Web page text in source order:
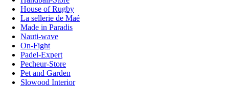
House of Rugby
La sellerie de Maé
Made in Paradis
Nauti-wave
On-Fight
Padel-Expert
Pecheur-Store
Pet and Garden
Slowood Interior